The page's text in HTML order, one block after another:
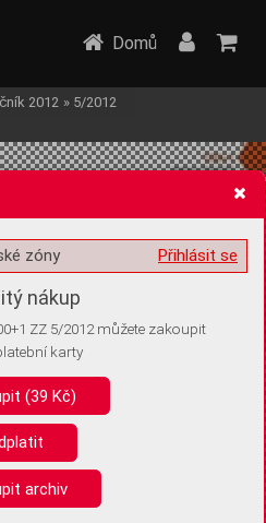
volitelných informací
ukládat žádné informace
vás ale požádali o souhlas s
jedná o stejné zařízení, a
Domů
2012 » 5/2012
Přihlásit se
zóny
nákup
ZZ 5/2012 můžete zakoupit
karty
(39 Kč)
archiv